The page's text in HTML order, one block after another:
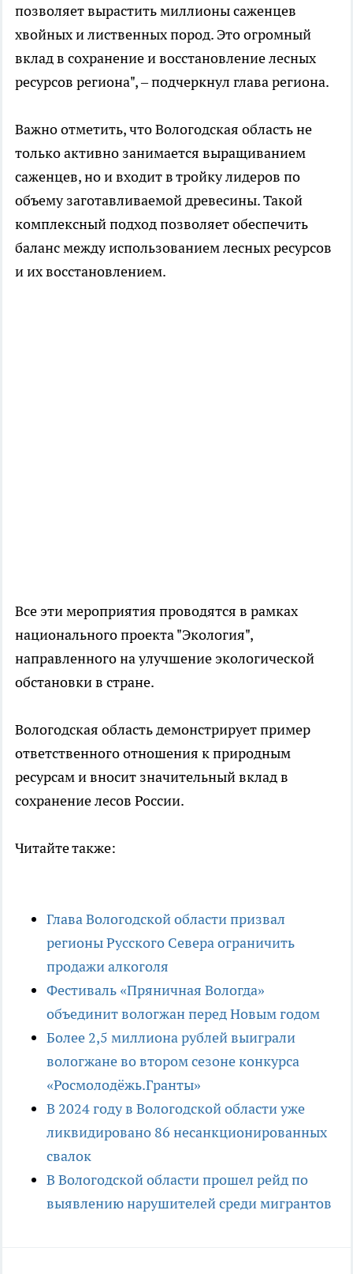
позволяет вырастить миллионы саженцев
хвойных и лиственных пород. Это огромный
вклад в сохранение и восстановление лесных
ресурсов региона", – подчеркнул глава региона.
Важно отметить, что Вологодская область не
только активно занимается выращиванием
саженцев, но и входит в тройку лидеров по
объему заготавливаемой древесины. Такой
комплексный подход позволяет обеспечить
баланс между использованием лесных ресурсов
и их восстановлением.
Все эти мероприятия проводятся в рамках
национального проекта "Экология",
направленного на улучшение экологической
обстановки в стране.
Вологодская область демонстрирует пример
ответственного отношения к природным
ресурсам и вносит значительный вклад в
сохранение лесов России.
Читайте также:
Глава Вологодской области призвал
регионы Русского Севера ограничить
продажи алкоголя
Фестиваль «Пряничная Вологда»
объединит вологжан перед Новым годом
Более 2,5 миллиона рублей выиграли
вологжане во втором сезоне конкурса
«Росмолодёжь.Гранты»
В 2024 году в Вологодской области уже
ликвидировано 86 несанкционированных
свалок
В Вологодской области прошел рейд по
выявлению нарушителей среди мигрантов